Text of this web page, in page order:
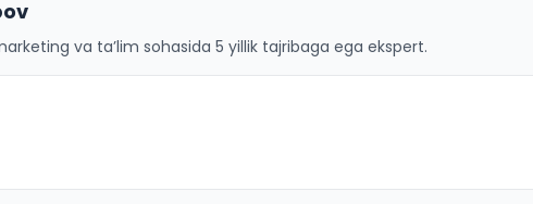
va ta’lim sohasida 5 yillik tajribaga ega ekspert.